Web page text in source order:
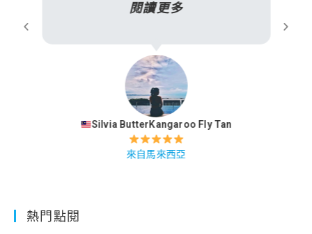
閱讀更多
Silvia ButterKangaroo Fly Tan
來自馬來西亞
熱門點閱